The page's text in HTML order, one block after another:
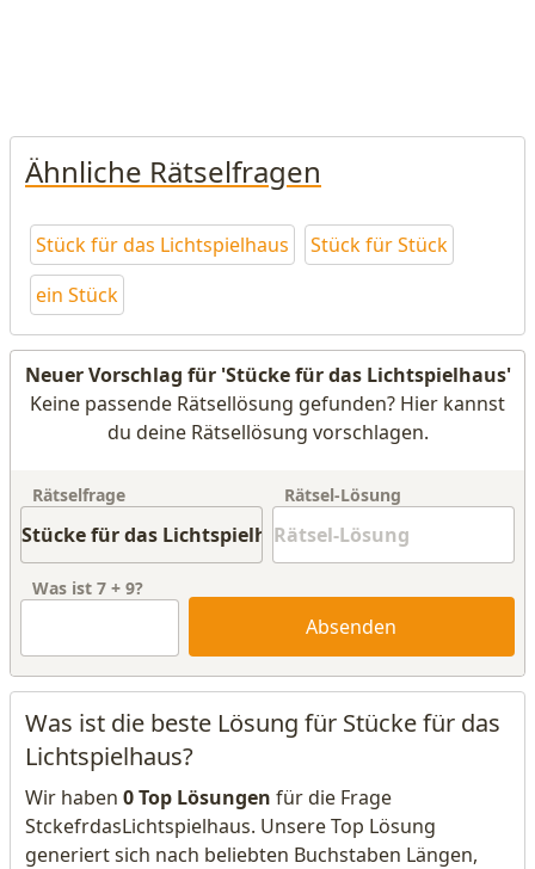
Ähnliche Rätselfragen
Stück für das Lichtspielhaus
Stück für Stück
ein Stück
Neuer Vorschlag für 'Stücke für das Lichtspielhaus'
Keine passende Rätsellösung gefunden? Hier kannst
du deine Rätsellösung vorschlagen.
Rätselfrage Rätsel-Lösung
Was ist 7 + 9?
Absenden
Was ist die beste Lösung für Stücke für das
Lichtspielhaus?
Wir haben 0 Top Lösungen für die Frage
StckefrdasLichtspielhaus. Unsere Top Lösung
generiert sich nach beliebten Buchstaben Längen,